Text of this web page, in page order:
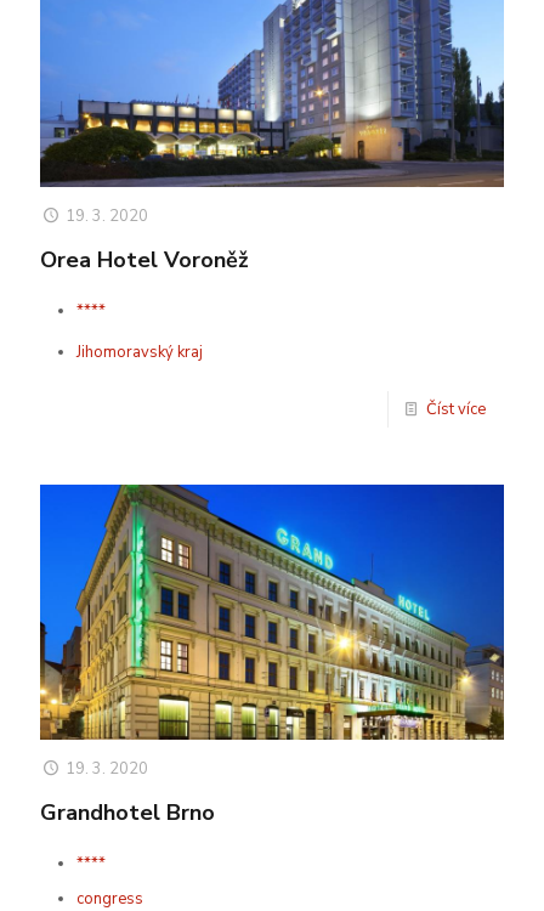
19. 3. 2020
Orea Hotel Voroněž
****
Jihomoravský kraj
Číst více
19. 3. 2020
Grandhotel Brno
****
congress